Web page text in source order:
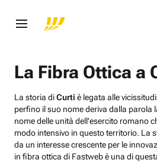
La Fibra Ottica a
La storia diCurti è legata alle
perfino il suo nome deriva dalla parola
nome delle unità dell'esercito romano
modo intensivo in questo territorio. La
da un interesse crescente per le
in fibra ottica di Fastweb è una di